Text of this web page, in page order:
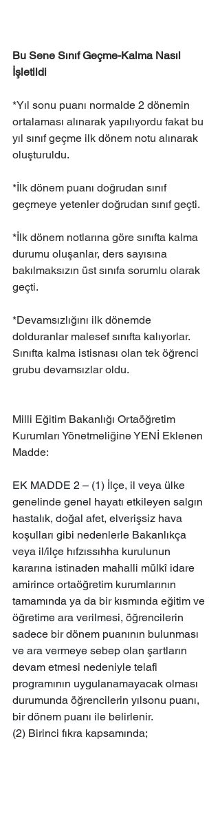
Bu Sene Sınıf Geçme-Kalma Nasıl
İşletildi
*Yıl sonu puanı normalde 2 dönemin
ortalaması alınarak yapılıyordu fakat bu
yıl sınıf geçme ilk dönem notu alınarak
oluşturuldu.
*İlk dönem puanı doğrudan sınıf
geçmeye yetenler doğrudan sınıf geçti.
*İlk dönem notlarına göre sınıfta kalma
durumu oluşanlar, ders sayısına
bakılmaksızın üst sınıfa sorumlu olarak
geçti.
*Devamsızlığını ilk dönemde
dolduranlar malesef sınıfta kalıyorlar.
Sınıfta kalma istisnası olan tek öğrenci
grubu devamsızlar oldu.
Milli Eğitim Bakanlığı Ortaöğretim
Kurumları Yönetmeliğine YENİ Eklenen
Madde:
EK MADDE 2 – (1) İlçe, il veya ülke
genelinde genel hayatı etkileyen salgın
hastalık, doğal afet, elverişsiz hava
koşulları gibi nedenlerle Bakanlıkça
veya il/ilçe hıfzıssıhha kurulunun
kararına istinaden mahalli mülkî idare
amirince ortaöğretim kurumlarının
tamamında ya da bir kısmında eğitim ve
öğretime ara verilmesi, öğrencilerin
sadece bir dönem puanının bulunması
ve ara vermeye sebep olan şartların
devam etmesi nedeniyle telafi
programının uygulanamayacak olması
durumunda öğrencilerin yılsonu puanı,
bir dönem puanı ile belirlenir.
(2) Birinci fıkra kapsamında;